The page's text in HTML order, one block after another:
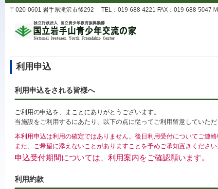
〒020-0601 岩手県滝沢市後292 TEL：019-688-4221 FAX：019-688-5047
利用申込
利用申込をされる皆様へ
ご利用の申込を、まことにありがとうございます。
当施設をご利用するにあたり、以下の点に従ってご利用留意していた
本利用申込は利用の確定ではありません。後日利用受付についてご連
また、ご希望に添えないことがありますことを予めご承知置きくださ
申込受付期間については、利用案内をご確認願います。
利用約款